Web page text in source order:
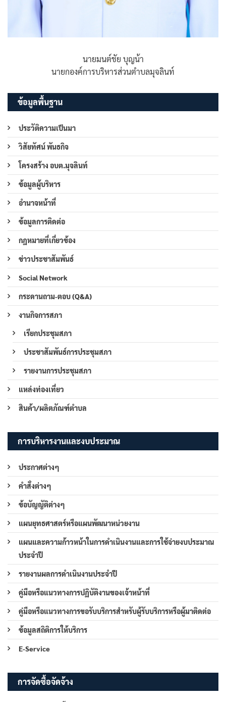
นายมนต์ชัย บุญน้า
นายกองค์การบริหารส่วนตำบลมุจลินท์
ข้อมูลพื้นฐาน
ประวัติความเป็นมา
วิสัยทัศน์ พันธกิจ
โครงสร้าง อบต.มุจลินท์
ข้อมูลผู้บริหาร
อำนาจหน้าที่
ข้อมูลการติดต่อ
กฎหมายที่เกี่ยวข้อง
ข่าวประชาสัมพันธ์
Social Network
กระดานถาม-ตอบ (Q&A)
งานกิจการสภา
เรียกประชุมสภา
ประชาสัมพันธ์การประชุมสภา
รายงานการประชุมสภา
แหล่งท่องเที่ยว
สินค้า/ผลิตภัณฑ์ตำบล
การบริหารงานและงบประมาณ
ประกาศต่างๆ
คำสั่งต่างๆ
ข้อบัญญัติต่างๆ
แผนยุทธศาสตร์หรือแผนพัฒนาหน่วยงาน
แผนและความก้าวหน้าในการดำเนินงานและการใช้จ่ายงบประมาณ
ประจำปี
รายงานผลการดำเนินงานประจำปี
คู่มือหรือแนวทางการปฏิบัติงานของเจ้าหน้าที่
คู่มือหรือแนวทางการขอรับบริการสำหรับผู้รับบริการหรือผู้มาติดต่อ
ข้อมูลสถิติการให้บริการ
E-Service
การจัดซื้อจัดจ้าง